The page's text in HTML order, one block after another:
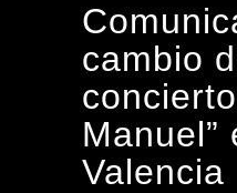
cambio
Manuel”
Valencia